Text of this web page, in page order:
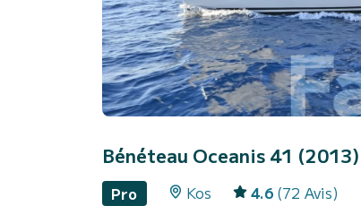
Bénéteau Oceanis 41 (2013)
Pro Kos 4.6 (72 Avis)